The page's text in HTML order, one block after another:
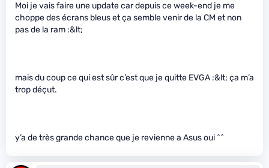
Moi je vais faire une update car depuis ce week-end je me
choppe des écrans bleus et ça semble venir de la CM et non
pas de la ram :&lt;
mais du coup ce qui est sûr c’est que je quitte EVGA :&lt; ça m’a
trop déçut.
y’a de très grande chance que je revienne a Asus oui ^^